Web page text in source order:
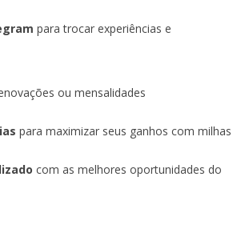
para trocar experiências e
ou mensalidades
para maximizar seus ganhos com milhas
com as melhores oportunidades do